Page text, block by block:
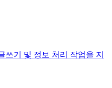
쓰기 및 정보 처리 작업을 지